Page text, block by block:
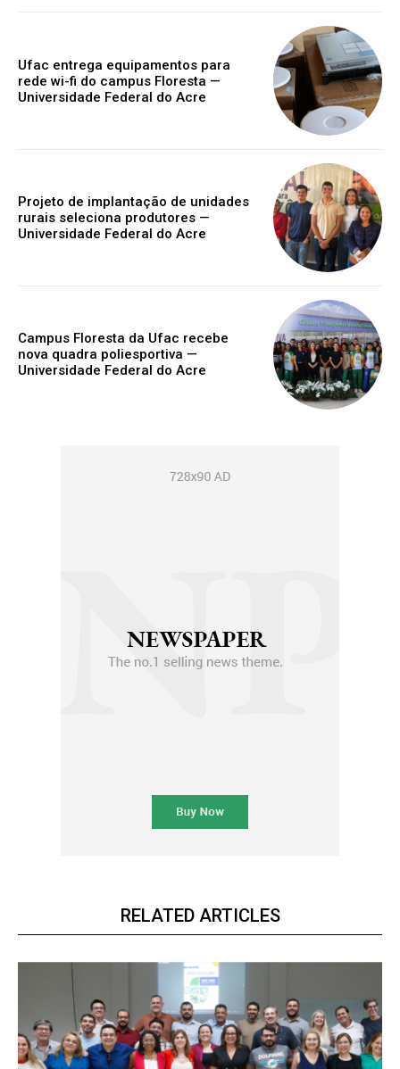
Ufac entrega equipamentos para
rede wi-fi do campus Floresta —
Universidade Federal do Acre
Projeto de implantação de unidades
rurais seleciona produtores —
Universidade Federal do Acre
Campus Floresta da Ufac recebe
nova quadra poliesportiva —
Universidade Federal do Acre
RELATED ARTICLES